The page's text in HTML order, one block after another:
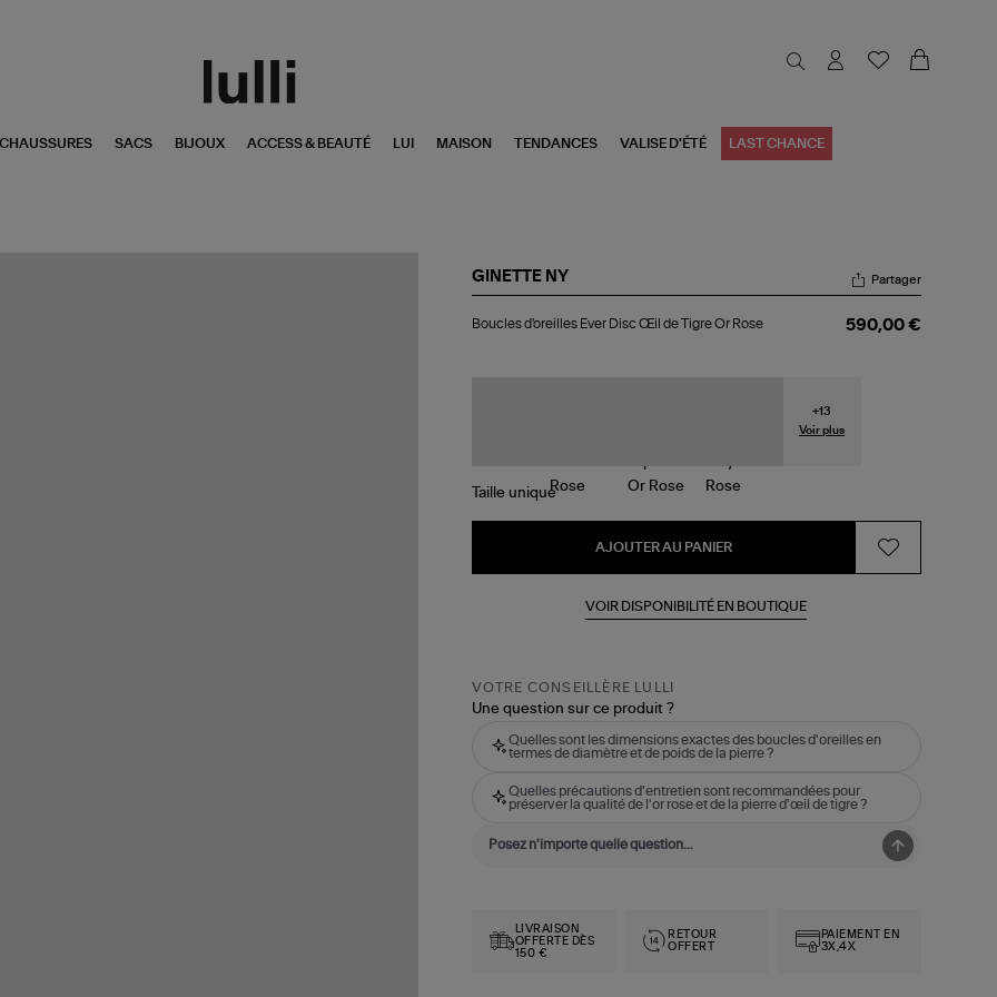
CHAUSSURES SACS BIJOUX ACCESS & BEAUTÉ LUI MAISON TENDANCES VALISE D'ÉTÉ LAST CHANCE
GINETTE NY
d'oreilles
Partager
Boucles d'oreilles Ever Disc Œil de Tigre Or Rose 590,00 €
+13
Voir plus
Taille unique
AJOUTER AU PANIER
VOIR DISPONIBILITÉ EN BOUTIQUE
VOTRE CONSEILLÈRE LULLI
Une question sur ce produit ?
Quelles sont les dimensions exactes des boucles d'oreilles en
termes de diamètre et de poids de la pierre ?
Quelles précautions d'entretien sont recommandées pour
préserver la qualité de l'or rose et de la pierre d'œil de tigre ?
LIVRAISON
OFFERTE DÈS
150 €
RETOUR
OFFERT
PAIEMENT EN
3X,4X